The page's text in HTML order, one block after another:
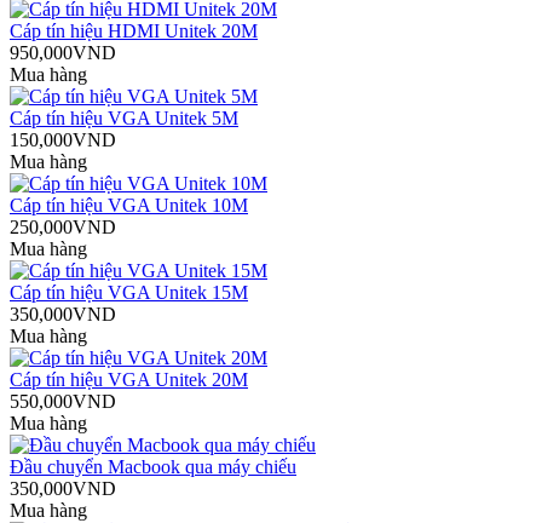
Cáp tín hiệu HDMI Unitek 20M
950,000VND
Mua hàng
Cáp tín hiệu VGA Unitek 5M
150,000VND
Mua hàng
Cáp tín hiệu VGA Unitek 10M
250,000VND
Mua hàng
Cáp tín hiệu VGA Unitek 15M
350,000VND
Mua hàng
Cáp tín hiệu VGA Unitek 20M
550,000VND
Mua hàng
Đầu chuyển Macbook qua máy chiếu
350,000VND
Mua hàng